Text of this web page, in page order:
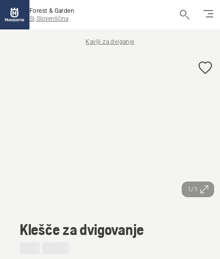
Forest & Garden
SI, Slovenščina
Kavlji za dviganje
1/1
Klešče za dvigovanje